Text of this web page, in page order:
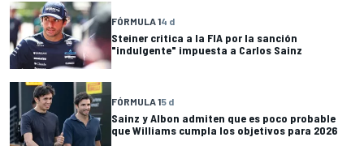
FÓRMULA 14 d
Steiner critica a la FIA por la sanción
"indulgente" impuesta a Carlos Sainz
FÓRMULA 15 d
Sainz y Albon admiten que es poco probable
que Williams cumpla los objetivos para 2026